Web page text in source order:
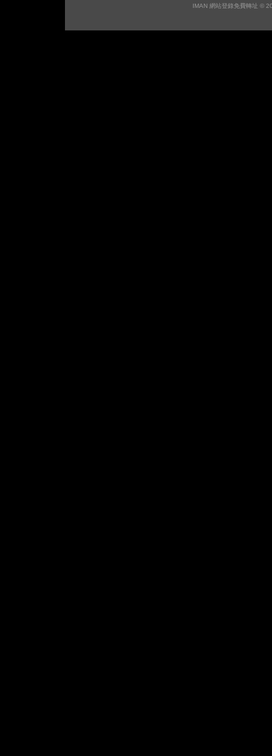
IMAN 網站登錄免費轉址 ©